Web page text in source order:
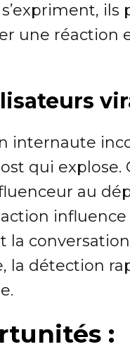
ils
une réaction
internaute
qui explose.
au
influence
la
la détection
: